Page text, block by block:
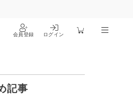
会員登録 ログイン
記事